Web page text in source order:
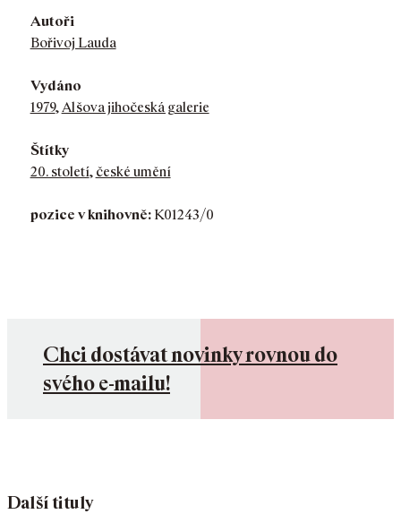
Autoři
Bořivoj Lauda
Vydáno
1979,Alšova jihočeská galerie
Štítky
20. století, české umění
pozice v knihovně:K01243/0
Chci dostávat novinky rovnou do
svého e-mailu!
Další tituly